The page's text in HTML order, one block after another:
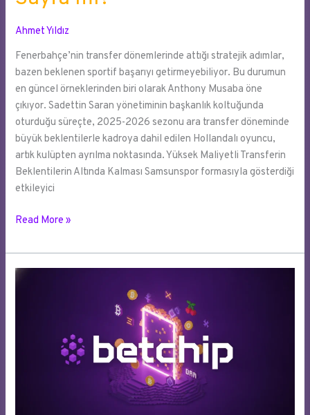
Ahmet Yıldız
Fenerbahçe’nin transfer dönemlerinde attığı stratejik adımlar,
bazen beklenen sportif başarıyı getirmeyebiliyor. Bu durumun
en güncel örneklerinden biri olarak Anthony Musaba öne
çıkıyor. Sadettin Saran yönetiminin başkanlık koltuğunda
oturduğu süreçte, 2025-2026 sezonu ara transfer döneminde
büyük beklentilerle kadroya dahil edilen Hollandalı oyuncu,
artık kulüpten ayrılma noktasında. Yüksek Maliyetli Transferin
Beklentilerin Altında Kalması Samsunspor formasıyla gösterdiği
etkileyici
Fenerbahçe’de
Ayrılığı:
İspanya’ya
Read More »